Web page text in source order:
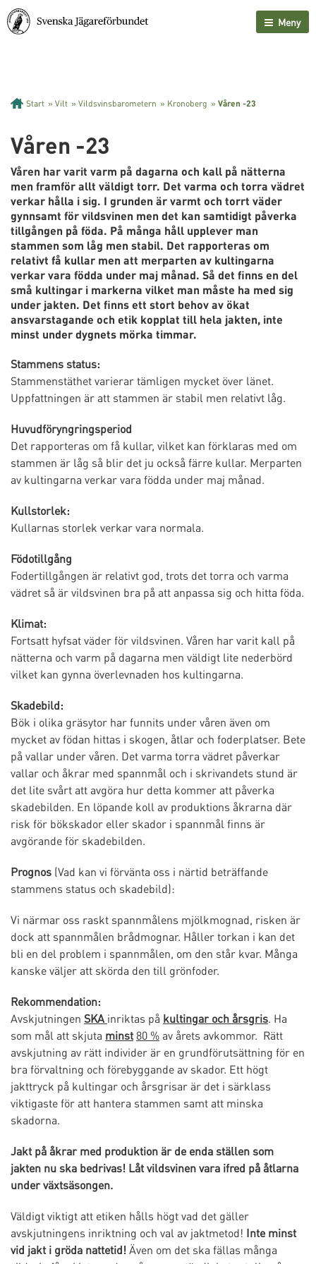
Meny
Start » Vilt » Vildsvinsbarometern » Kronoberg » Våren -23
Våren -23
Våren har varit varm på dagarna och kall på nätterna
men framför allt väldigt torr. Det varma och torra vädret
verkar hålla i sig. I grunden är varmt och torrt väder
gynnsamt för vildsvinen men det kan samtidigt påverka
tillgången på föda. På många håll upplever man
stammen som låg men stabil. Det rapporteras om
relativt få kullar men att merparten av kultingarna
verkar vara födda under maj månad. Så det finns en del
små kultingar i markerna vilket man måste ha med sig
under jakten. Det finns ett stort behov av ökat
ansvarstagande och etik kopplat till hela jakten, inte
minst under dygnets mörka timmar.
Stammens status:
Stammenstäthet varierar tämligen mycket över länet.
Uppfattningen är att stammen är stabil men relativt låg.
Huvudföryngringsperiod
Det rapporteras om få kullar, vilket kan förklaras med om
stammen är låg så blir det ju också färre kullar. Merparten
av kultingarna verkar vara födda under maj månad.
Kullstorlek:
Kullarnas storlek verkar vara normala.
Födotillgång
Fodertillgången är relativt god, trots det torra och varma
vädret så är vildsvinen bra på att anpassa sig och hitta föda.
Klimat:
Fortsatt hyfsat väder för vildsvinen. Våren har varit kall på
nätterna och varm på dagarna men väldigt lite nederbörd
vilket kan gynna överlevnaden hos kultingarna.
Skadebild:
Bök i olika gräsytor har funnits under våren även om
mycket av födan hittas i skogen, åtlar och foderplatser. Bete
på vallar under våren. Det varma torra vädret påverkar
vallar och åkrar med spannmål och i skrivandets stund är
det lite svårt att avgöra hur detta kommer att påverka
skadebilden. En löpande koll av produktions åkrarna där
risk för bökskador eller skador i spannmål finns är
avgörande för skadebilden.
Prognos (Vad kan vi förvänta oss i närtid beträffande
stammens status och skadebild):
Vi närmar oss raskt spannmålens mjölkmognad, risken är
dock att spannmålen brådmognar. Håller torkan i kan det
bli en del problem i spannmålen, om den står kvar. Många
kanske väljer att skörda den till grönfoder.
Rekommendation:
Avskjutningen SKA inriktas på kultingar och årsgris. Ha
som mål att skjuta minst 80 %av årets avkommor. Rätt
avskjutning av rätt individer är en grundförutsättning för en
bra förvaltning och förebyggande av skador. Ett högt
jakttryck på kultingar och årsgrisar är det i särklass
viktigaste för att hantera stammen samt att minska
skadorna.
Jakt på åkrar med produktion är de enda ställen som
jakten nu ska bedrivas! Låt vildsvinen vara ifred på åtlarna
under växtsäsongen.
Väldigt viktigt att etiken hålls högt vad det gäller
avskjutningens inriktning och val av jaktmetod! Inte minst
vid jakt i gröda nattetid! Även om det ska fällas många